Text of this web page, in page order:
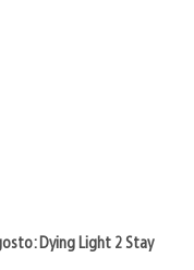
Dying Light 2 Stay